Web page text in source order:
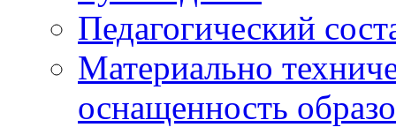
Педагогический
Материально
оснащенность